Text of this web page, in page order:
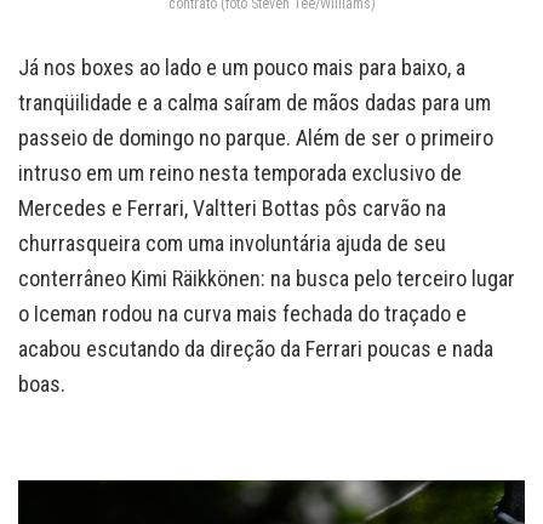
contrato (foto Steven Tee/Williams)
Já nos boxes ao lado e um pouco mais para baixo, a
tranqüilidade e a calma saíram de mãos dadas para um
passeio de domingo no parque. Além de ser o primeiro
intruso em um reino nesta temporada exclusivo de
Mercedes e Ferrari, Valtteri Bottas pôs carvão na
churrasqueira com uma involuntária ajuda de seu
conterrâneo Kimi Räikkönen: na busca pelo terceiro lugar
o Iceman rodou na curva mais fechada do traçado e
acabou escutando da direção da Ferrari poucas e nada
boas.